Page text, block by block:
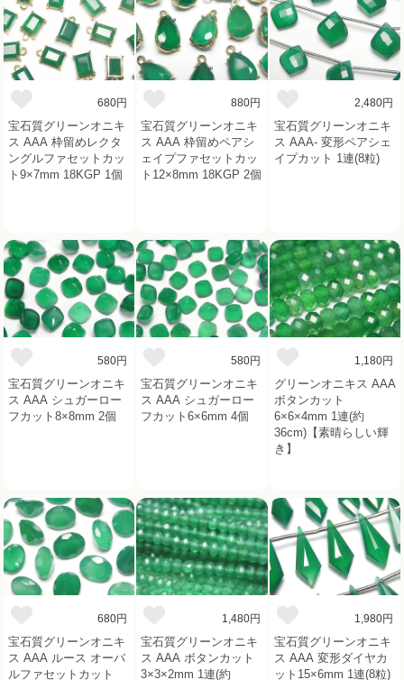
680円
宝石質グリーンオニキ
ス AAA 枠留めレクタ
ングルファセットカッ
ト9×7mm 18KGP 1個
880円
宝石質グリーンオニキ
ス AAA 枠留めペアシ
ェイプファセットカッ
ト12×8mm 18KGP 2個
2,480円
宝石質グリーンオニキ
ス AAA- 変形ペアシェ
イプカット 1連(8粒)
580円
宝石質グリーンオニキ
ス AAA シュガーロー
フカット8×8mm 2個
580円
宝石質グリーンオニキ
ス AAA シュガーロー
フカット6×6mm 4個
1,180円
グリーンオニキス AAA
ボタンカット
6×6×4mm 1連(約
36cm)【素晴らしい輝
き】
680円
宝石質グリーンオニキ
ス AAA ルース オーバ
ルファセットカット
1,480円
宝石質グリーンオニキ
ス AAA ボタンカット
3×3×2mm 1連(約
1,980円
宝石質グリーンオニキ
ス AAA 変形ダイヤカ
ット15×6mm 1連(8粒)